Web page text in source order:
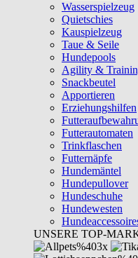
Wasserspielzeug
Quietschies
Kauspielzeug
Taue & Seile
Hundepools
Agility &
Snackbeutel
Apportieren
Erziehungshilfen
Futterautomaten
Trinkflaschen
Futternäpfe
Hundemäntel
Hundepullover
Hundeschuhe
Hundewesten
UNSERE TOP-